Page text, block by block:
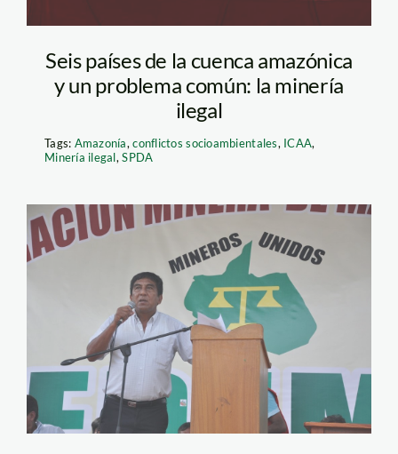
Seis países de la cuenca amazónica
y un problema común: la minería
ilegal
Tags: Amazonía,conflictos socioambientales, ICAA,
Minería ilegal,SPDA
otsuka_fedemin_madre
de dios_spda